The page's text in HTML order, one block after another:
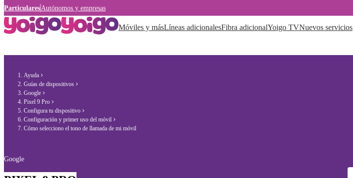
Particulares Autónomos y empresas
Móviles y másLíneas adicionalesFibra adicionalYoigo TVNuevos servicios
Ayuda
Guías de dispositivos
Google
Pixel 9 Pro
Configura tu dispositivo
Configuración y primer uso del móvil
Cómo selecciono el tono de llamada de mi móvil
Google